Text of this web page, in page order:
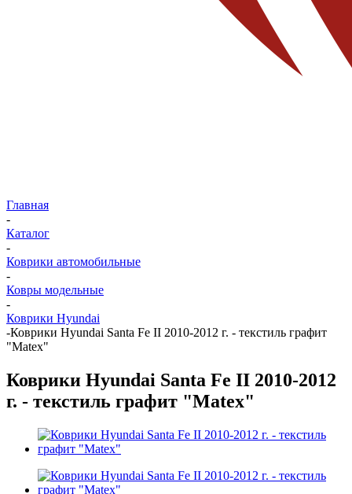
Главная
-
Каталог
-
Коврики автомобильные
-
Ковры модельные
-
Коврики Hyundai
-Коврики Hyundai Santa Fe II 2010-2012 г. - текстиль графит
"Matex"
Коврики Hyundai Santa Fe II 2010-2012
г. - текстиль графит "Matex"